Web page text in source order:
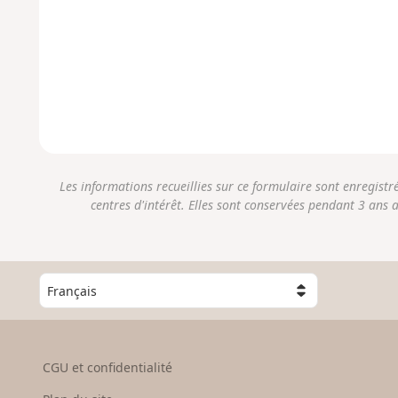
Les informations recueillies sur ce formulaire sont
centres d'intérêt. Elles sont conservées pendant 3
C
h
o
s
CGU et confidentialité